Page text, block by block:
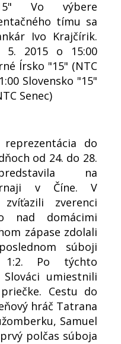
Vo výbere
tímu sa
Ivo Krajčírik.
5. 2015 o 15:00
Írsko "15" (NTC
Slovensko "15"
Senec)
do
od 24. do 28.
na
v Číne. V
zverenci
nad domácimi
zápase zdolali
súboji
1:2. Po týchto
umiestnili
Cestu do
hráč Tatrana
Samuel
polčas súboja